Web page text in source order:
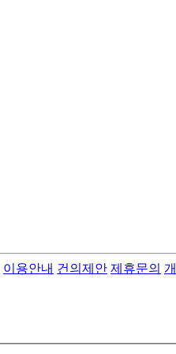
이용안내 건의제안 제휴문의